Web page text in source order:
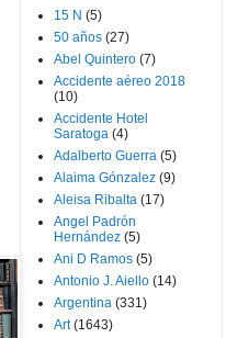
15 N (5)
50 años (27)
Abel Quintero (7)
Accidente aéreo 2018
(10)
Accidente Hotel
Saratoga (4)
Adalberto Guerra (5)
Alaima Gónzalez (9)
Aleisa Ribalta (17)
Angel Padrón
Hernández (5)
Ani D Ramos (5)
Antonio J. Aiello (14)
Argentina (331)
Art (1643)